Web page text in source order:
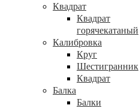
Квадрат
Квадрат
горячекатаный
Калибровка
Круг
Шестигранник
Квадрат
Балка
Балки